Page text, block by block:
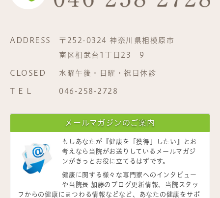
ADDRESS
〒252-0324 神奈川県相模原市
南区相武台1丁目23−9
CLOSED 水曜午後・日曜・祝日休診
T E L 046-258-2728
メールマガジンのご案内
もしあなたが 『健康を「獲得」したい』
とお
考えなら当院がお送りしているメールマガジ
ンがきっとお役に立てるはずです。
健康に関する様々な専門家へのインタビュー
や当院長 加藤のブログ更新情報、当院スタッ
フからの健康にまつわる情報などなど、あなたの健康をサポ